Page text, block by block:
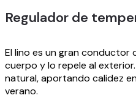
Regulador de
El lino es un gran conductor
cuerpo y lo repele al
natural, aportando calidez
verano.